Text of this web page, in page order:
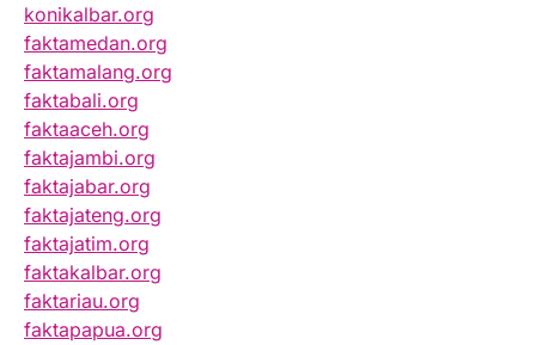
konikalbar.org
faktamedan.org
faktamalang.org
faktabali.org
faktaaceh.org
faktajambi.org
faktajabar.org
faktajateng.org
faktajatim.org
faktakalbar.org
faktariau.org
faktapapua.org